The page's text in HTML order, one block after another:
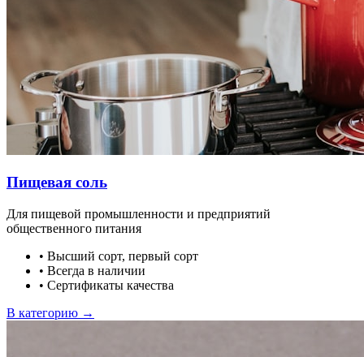
Пищевая соль
Для пищевой промышленности и предприятий
общественного питания
• Высший сорт, первый сорт
• Всегда в наличии
• Сертификаты качества
В категорию →